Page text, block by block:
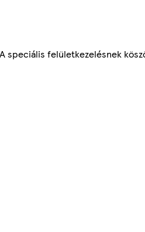
speciális felületkezelésnek